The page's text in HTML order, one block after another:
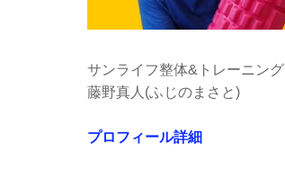
サンライフ整体&トレーニング
藤野真人(ふじのまさと)
プロフィール詳細